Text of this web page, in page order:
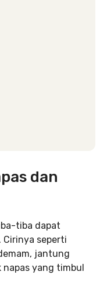
dan
tiba dapat
Cirinya seperti
jantung
napas yang timbul